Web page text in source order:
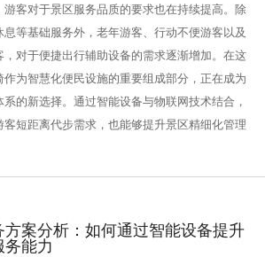
客对于景区服务品质的要求也在持续提高。除
等基础服务外，老年游客、行动不便游客以及
对于便捷出行辅助设备的需求逐渐增加。在这
为智慧化便民设施的重要组成部分，正在成为
的新选择。通过智能设备与物联网技术结合，
短距离代步需求，也能够提升景区精细化管理
案分析：如何通过智能设备提升
能力